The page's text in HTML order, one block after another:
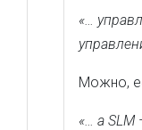
«…
Можно,
«… а SLM